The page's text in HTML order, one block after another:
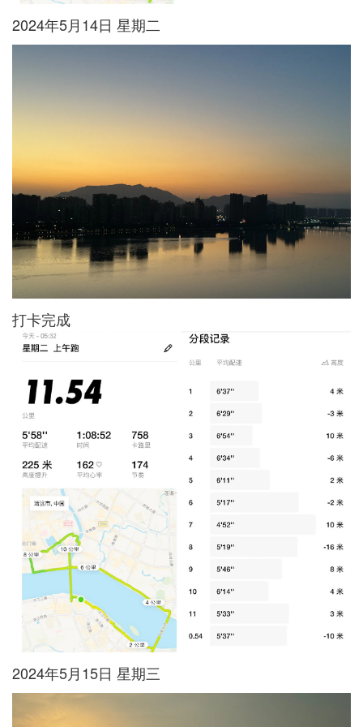
2024年5月14日 星期二
打卡完成
2024年5月15日 星期三